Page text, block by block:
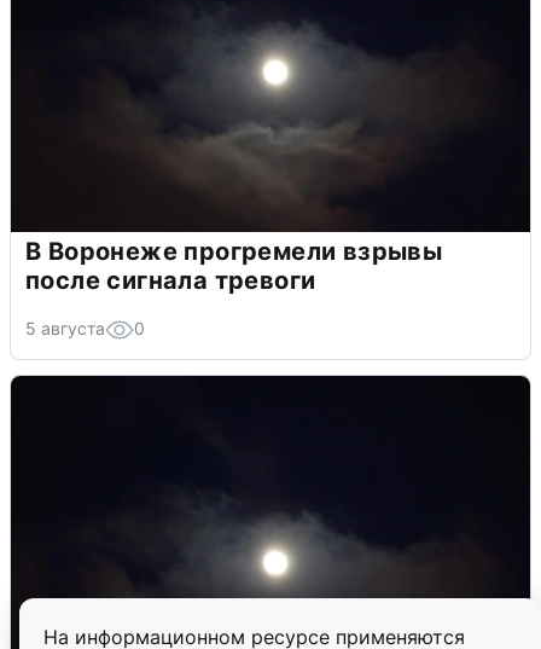
На информационном ресурсе применяются
В Воронеже прогремели взрывы
после сигнала тревоги
5 августа 0